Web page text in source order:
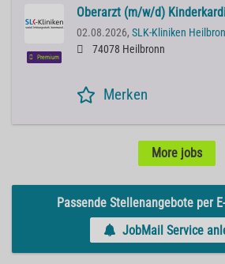
Premium
Oberarzt (m/w/d)
02.08.2026, SLK-Kliniken
74078 Heilbronn
Merken
More jobs
Passende Stellenangebote per
JobMail Service